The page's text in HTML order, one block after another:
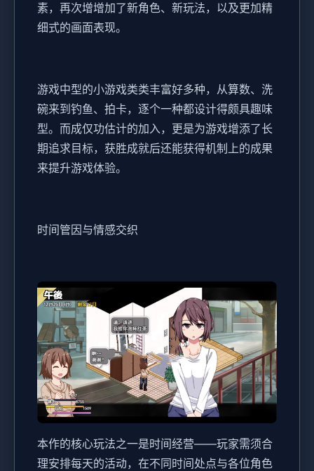
素，再次增增加了​​新角色、新玩法​​，以及更加精
细式的画面表现。
游戏中型的小游戏类类丰富好多种，从算数、洗
碗来到钓鱼、拍卡，逐个一种都设计得颇具趣味
型。而​​成仅功估计的加入​​，更是为游戏增添了长
期追求目标，获胜成就后还能获得机制上的成果
来提升游戏体验。
时间管因与情感交织
本作的核心玩法之一是时间经营——玩家需须合
理安排每天的活动，在不同时间处点与各位角色